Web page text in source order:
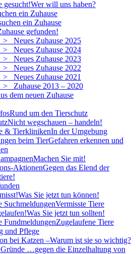
gesucht!Wer will uns haben?
ein Zuhause
ein Zuhause
gefunden!
Neues Zuhause 2025
Neues Zuhause 2024
Neues Zuhause 2023
Neues Zuhause 2022
Neues Zuhause 2021
Zuhause 2013 – 2020
dem neuen Zuhause
Rund um den Tierschutz
Nicht wegschauen – handeln!
& TierklinikenIn der Umgebung
beim TierGefahren erkennen und
Machen Sie mit!
AktionenGegen das Elend der
Was Sie jetzt tun können!
SuchmeldungenVermisste Tiere
Was Sie jetzt tun sollten!
FundmeldungenZugelaufene Tiere
und Pflege
bei Katzen –Warum ist sie so wichtig?
Gründe …gegen die Einzelhaltung von